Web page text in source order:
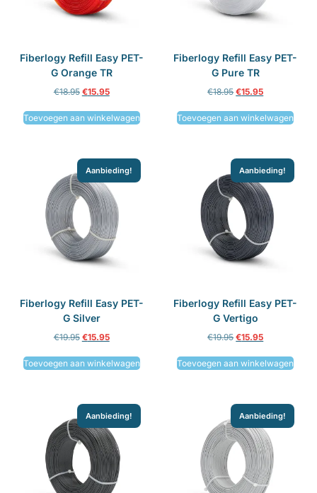
Fiberlogy Refill Easy PET-
G Orange TR
€18.95 €15.95
Toevoegen aan winkelwagen
Fiberlogy Refill Easy PET-
G Pure TR
€18.95 €15.95
Toevoegen aan winkelwagen
Aanbieding!
Fiberlogy Refill Easy PET-
G Silver
€19.95 €15.95
Toevoegen aan winkelwagen
Aanbieding!
Fiberlogy Refill Easy PET-
G Vertigo
€19.95 €15.95
Toevoegen aan winkelwagen
Aanbieding! Aanbieding!